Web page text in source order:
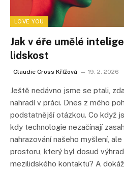
LOVE YOU
Jak v éře umělé
lidskost
Claudie Cross Křížová 19. 2. 2026
Ještě nedávno jsme se ptali,
nahradí v práci. Dnes z mého
podstatnější otázkou. Co když
kdy technologie nezačínají
nahrazování našeho myšlení,
prostoru, který byl dosud
mezilidského kontaktu? A